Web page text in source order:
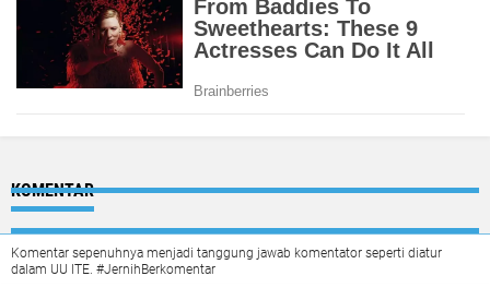
KOMENTAR
Komentar sepenuhnya menjadi tanggung jawab komentator seperti diatur
dalam UU ITE. #JernihBerkomentar